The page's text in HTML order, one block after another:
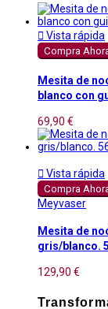
 Vista rápida
Compra
Mesita de
blanco con
69,90 €
 Vista rápida
Compra
Meyvaser
Mesita de
gris/blanco.
129,90 €